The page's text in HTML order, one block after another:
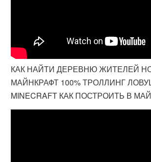
КАК НАЙТИ ДЕРЕВНЮ ЖИТЕЛЕЙ
МАЙНКРАФТ 100% ТРОЛЛИНГ
MINECRAFT КАК ПОСТРОИТЬ В